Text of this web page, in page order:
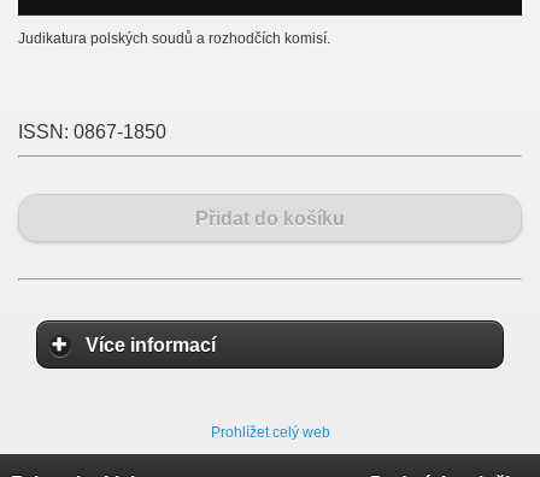
Judikatura polských soudů a rozhodčích komisí.
ISSN: 0867-1850
Přidat do košíku
Více informací
Prohlížet celý web